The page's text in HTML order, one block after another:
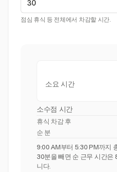
점심 휴식 등 전체에서 차감할 시간.
소요 시간
소수점 시간
휴식 차감 후
순 분
9:00 AM부터 5:30 PM까지
30분을 빼면 순 근무 시간은
니다.